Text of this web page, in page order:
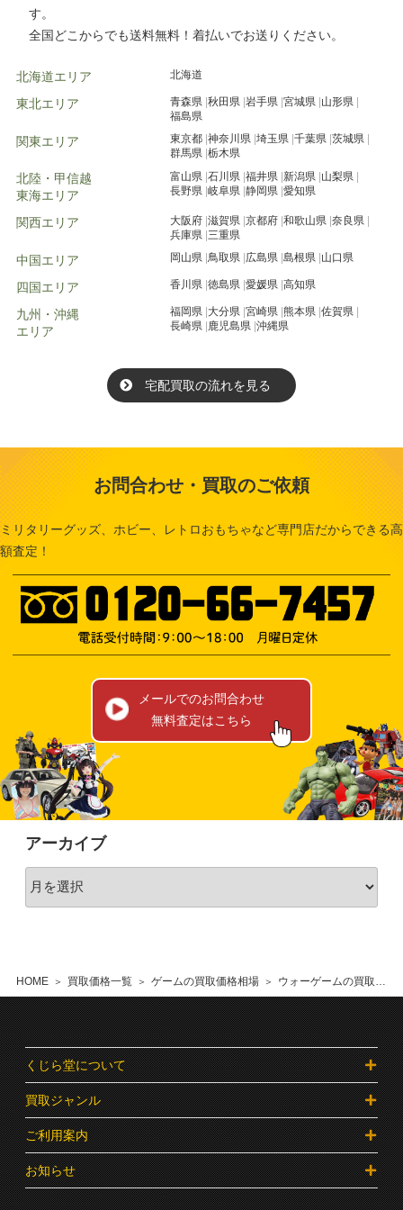
HOME 買取価格一覧 ゲームの買取価格相場 ウォーゲームの買取価格相場
す。
全国どこからでも送料無料！着払いでお送りください。
北海道エリア 北海道
東北エリア 青森県 秋田県 岩手県 宮城県 山形県
福島県
関東エリア 東京都 神奈川県 埼玉県 千葉県 茨城県
群馬県 栃木県
北陸・甲信越
東海エリア
富山県 石川県 福井県 新潟県 山梨県
長野県 岐阜県 静岡県 愛知県
関西エリア 大阪府 滋賀県 京都府 和歌山県 奈良県
兵庫県 三重県
中国エリア 岡山県 鳥取県 広島県 島根県 山口県
四国エリア 香川県 徳島県 愛媛県 高知県
九州・沖縄
エリア
福岡県 大分県 宮崎県 熊本県 佐賀県
長崎県 鹿児島県 沖縄県
宅配買取の流れを見る
お問合わせ・買取のご依頼
ミリタリーグッズ、ホビー、レトロおもちゃなど専門店だからできる高
額査定！
メールでのお問合わせ
無料査定はこちら
アーカイブ
くじら堂について
買取ジャンル
ご利用案内
お知らせ